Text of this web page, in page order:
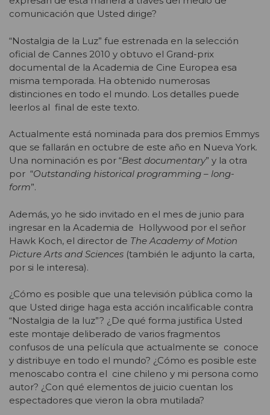
comunicación que Usted dirige?
“Nostalgia de la Luz” fue estrenada en la selección
oficial de Cannes 2010 y obtuvo el Grand-prix
documental de la Academia de Cine Europea esa
misma temporada. Ha obtenido numerosas
distinciones en todo el mundo. Los detalles puede
leerlos al final de este texto.
Actualmente está nominada para dos premios Emmys
que se fallarán en octubre de este año en Nueva York.
Una nominación es por “Best documentary” y la otra
por “Outstanding historical programming – long-
form”.
Además, yo he sido invitado en el mes de junio para
ingresar en la Academia de Hollywood por el señor
Hawk Koch, el director de The Academy of Motion
Picture Arts and Sciences (también le adjunto la carta,
por si le interesa).
¿Cómo es posible que una televisión pública como la
que Usted dirige haga esta acción incalificable contra
“Nostalgia de la luz”? ¿De qué forma justifica Usted
este montaje deliberado de varios fragmentos
confusos de una película que actualmente se conoce
y distribuye en todo el mundo? ¿Cómo es posible este
menoscabo contra el cine chileno y mi persona como
autor? ¿Con qué elementos de juicio cuentan los
espectadores que vieron la obra mutilada?